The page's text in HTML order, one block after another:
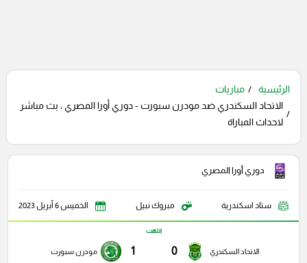
الرئيسية
مباريات
الاتحاد السكندري ضد مودرن سبورت - دوري أورا المصري ، بث مباشر
لاحداث المباراة
دوري أورا المصري
ستاد اسكندرية مبروك نبيل الخميس 6 أبريل 2023
الاتحاد السكندري 0
انتهت
1 مودرن سبورت